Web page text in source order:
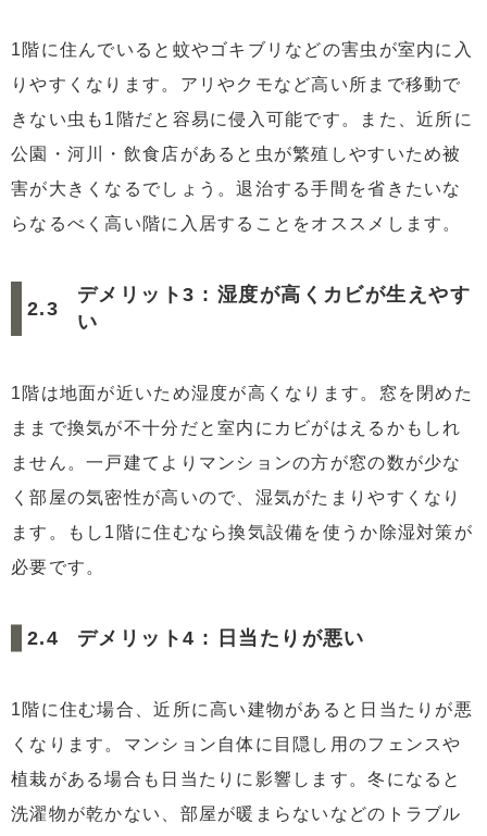
1階に住んでいると蚊やゴキブリなどの害虫が室内に入
りやすくなります。アリやクモなど高い所まで移動で
きない虫も1階だと容易に侵入可能です。また、近所に
公園・河川・飲食店があると虫が繁殖しやすいため被
害が大きくなるでしょう。退治する手間を省きたいな
らなるべく高い階に入居することをオススメします。
デメリット3 : 湿度が高くカビが生えやす
い
1階は地面が近いため湿度が高くなります。窓を閉めた
ままで換気が不十分だと室内にカビがはえるかもしれ
ません。一戸建てよりマンションの方が窓の数が少な
く部屋の気密性が高いので、湿気がたまりやすくなり
ます。もし1階に住むなら換気設備を使うか除湿対策が
必要です。
デメリット4 : 日当たりが悪い
1階に住む場合、近所に高い建物があると日当たりが悪
くなります。マンション自体に目隠し用のフェンスや
植栽がある場合も日当たりに影響します。冬になると
洗濯物が乾かない、部屋が暖まらないなどのトラブル